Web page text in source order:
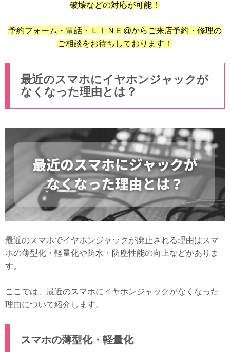
破壊などの対応が可能！
予約フォーム・電話・ＬＩＮＥ@からご来店予約・修理の
ご相談をお待ちしております！
最近のスマホにイヤホンジャックが
なくなった理由とは？
最近のスマホでイヤホンジャックが廃止される理由はスマ
ホの薄型化・軽量化や防水・防塵性能の向上などがありま
す。
ここでは、最近のスマホにイヤホンジャックがなくなった
理由について紹介します。
スマホの薄型化・軽量化